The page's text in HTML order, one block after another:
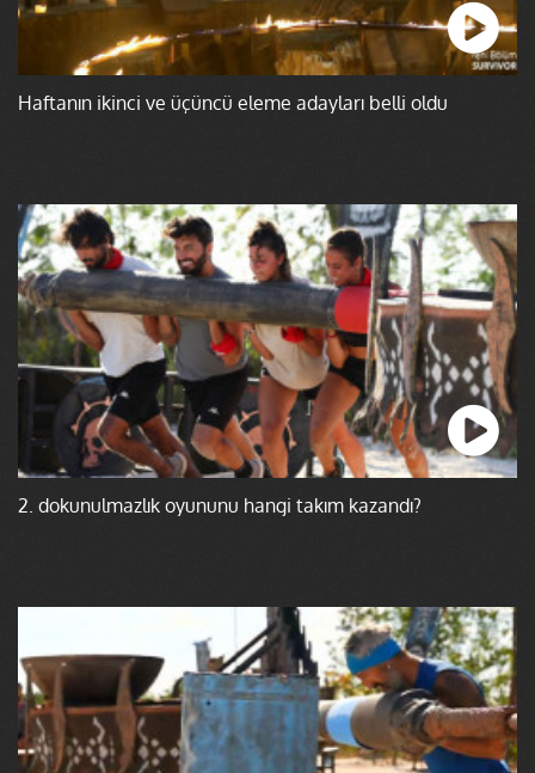
Haftanın ikinci ve üçüncü eleme adayları belli oldu
2. dokunulmazlık oyununu hangi takım kazandı?